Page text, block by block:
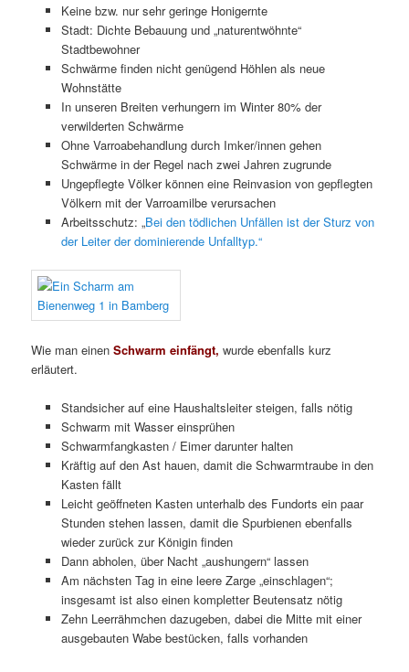
Keine bzw. nur sehr geringe Honigernte
Stadt: Dichte Bebauung und „naturentwöhnte“
Stadtbewohner
Schwärme finden nicht genügend Höhlen als neue
Wohnstätte
In unseren Breiten verhungern im Winter 80% der
verwilderten Schwärme
Ohne Varroabehandlung durch Imker/innen gehen
Schwärme in der Regel nach zwei Jahren zugrunde
Ungepflegte Völker können eine Reinvasion von gepflegten
Völkern mit der Varroamilbe verursachen
Arbeitsschutz: „Bei den tödlichen Unfällen ist der Sturz von
der Leiter der dominierende Unfalltyp.“
Wie man einenSchwarm einfängt, wurde ebenfalls kurz
erläutert.
Standsicher auf eine Haushaltsleiter steigen, falls nötig
Schwarm mit Wasser einsprühen
Schwarmfangkasten / Eimer darunter halten
Kräftig auf den Ast hauen, damit die Schwarmtraube in den
Kasten fällt
Leicht geöffneten Kasten unterhalb des Fundorts ein paar
Stunden stehen lassen, damit die Spurbienen ebenfalls
wieder zurück zur Königin finden
Dann abholen, über Nacht „aushungern“ lassen
Am nächsten Tag in eine leere Zarge „einschlagen“;
insgesamt ist also einen kompletter Beutensatz nötig
Zehn Leerrähmchen dazugeben, dabei die Mitte mit einer
ausgebauten Wabe bestücken, falls vorhanden